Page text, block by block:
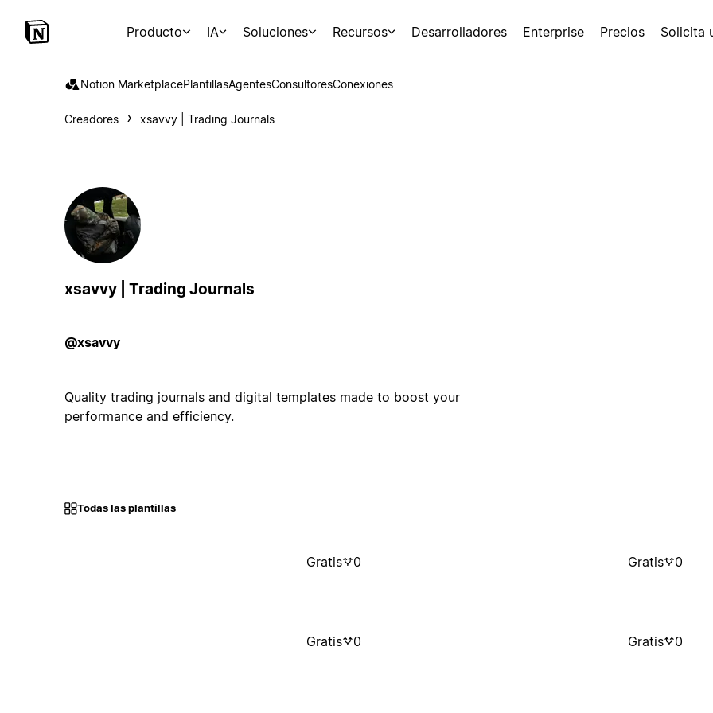
Producto IA Soluciones Recursos Desarrolladores Enterprise Precios Solicita
Notion MarketplacePlantillasAgentesConsultoresConexiones
Creadores xsavvy | Trading Journals
xsavvy | Trading Journals
@xsavvy
Quality trading journals and digital templates made to boost your
performance and efficiency.
Todas las plantillas
Gratis 0 Gratis 0
Gratis 0 Gratis 0